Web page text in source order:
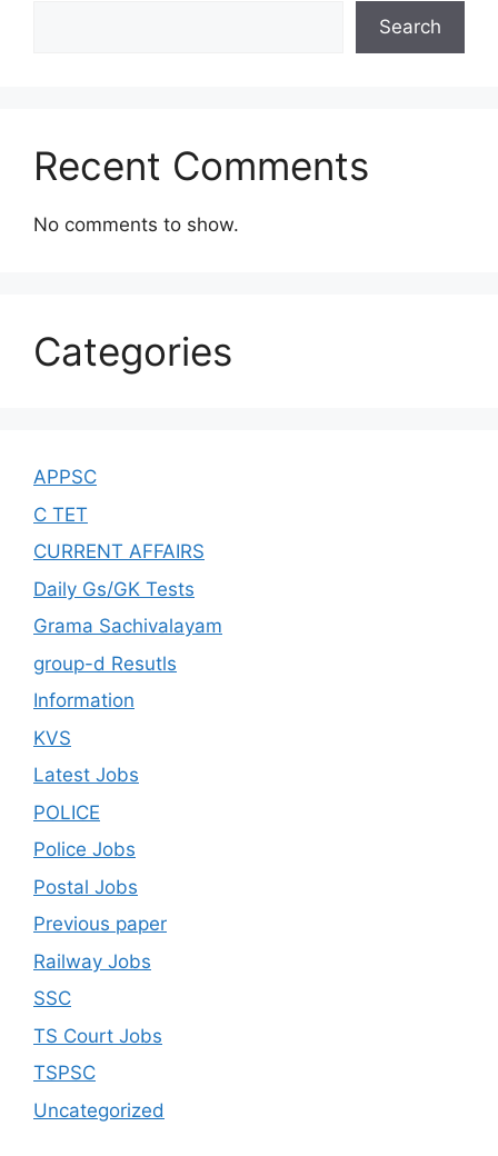
Search
Recent Comments
No comments to show.
Categories
APPSC
C TET
CURRENT AFFAIRS
Daily Gs/GK Tests
Grama Sachivalayam
group-d Resutls
Information
KVS
Latest Jobs
POLICE
Police Jobs
Postal Jobs
Previous paper
Railway Jobs
SSC
TS Court Jobs
TSPSC
Uncategorized